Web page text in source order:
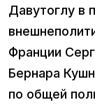
Давутоглу в
Франции
Бернара
по общей